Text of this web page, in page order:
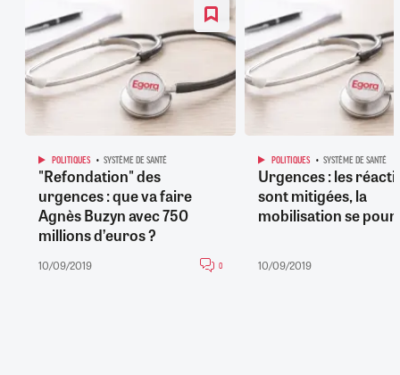
POLITIQUES SYSTÈME DE SANTÉ
"Refondation" des
urgences : que va faire
Agnès Buzyn avec 750
millions d’euros ?
10/09/2019 0
POLITIQUES SYSTÈME DE SANTÉ
Urgences : les
sont mitigées, la
mobilisation se
10/09/2019